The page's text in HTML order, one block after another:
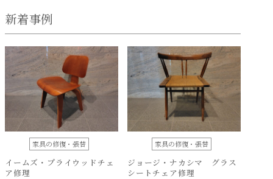
新着事例
家具の修復・張替
イームズ・プライウッドチェ
ア修理
家具の修復・張替
ジョージ・ナカシマ グラス
シートチェア修理